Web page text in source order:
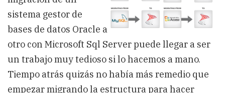
Server
usando
SQL
Server
Migration
Assistant
for
Oracle
sistema gestor de
bases de datos Oracle a
otro con Microsoft Sql Server puede llegar a ser
un trabajo muy tedioso si lo hacemos a mano.
Tiempo atrás quizás no había más remedio que
empezar migrando la estructura para hacer